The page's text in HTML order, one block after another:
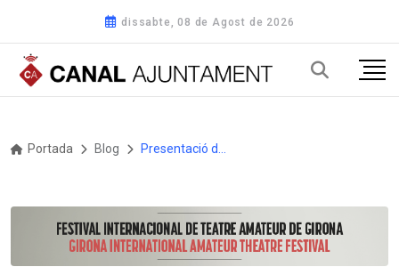
dissabte, 08 de Agost de 2026
Portada Blog